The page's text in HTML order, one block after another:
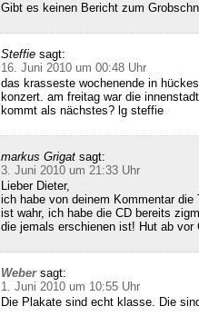
Gibt es keinen Bericht zum
Steffie sagt:
16. Juni 2010 um 00:48 Uhr
das krasseste wochenende in
konzert. am freitag war die
kommt als nächstes? lg steffie
markus Grigat sagt:
3. Juni 2010 um 21:33 Uhr
Lieber Dieter,
ich habe von deinem Kommentar
ist wahr, ich habe die CD bereits
die jemals erschienen ist! Hut ab vor
Weber sagt:
1. Juni 2010 um 10:55 Uhr
Die Plakate sind echt klasse. Die